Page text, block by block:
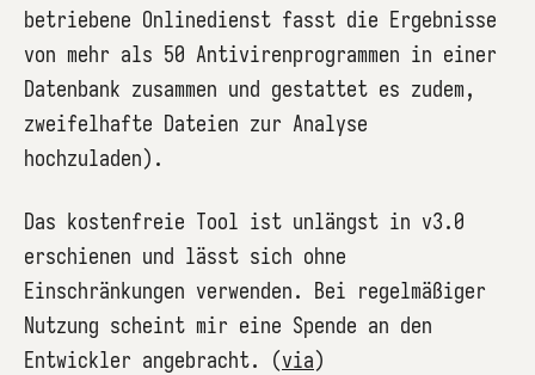
betriebene Onlinedienst fasst die Ergebnisse
von mehr als 50 Antivirenprogrammen in einer
Datenbank zusammen und gestattet es zudem,
zweifelhafte Dateien zur Analyse
hochzuladen).
Das kostenfreie Tool ist unlängst in v3.0
erschienen und lässt sich ohne
Einschränkungen verwenden. Bei regelmäßiger
Nutzung scheint mir eine Spende an den
Entwickler angebracht. (via)